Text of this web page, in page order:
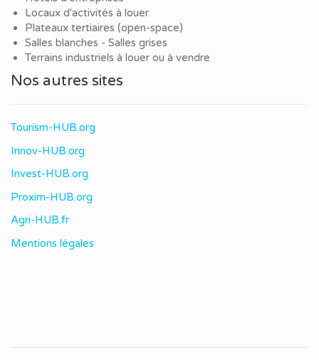
Locaux d'activités à louer
Plateaux tertiaires (open-space)
Salles blanches - Salles grises
Terrains industriels à louer ou à vendre
Nos autres sites
Tourism-HUB.org
Innov-HUB.org
Invest-HUB.org
Proxim-HUB.org
Agri-HUB.fr
Mentions légales